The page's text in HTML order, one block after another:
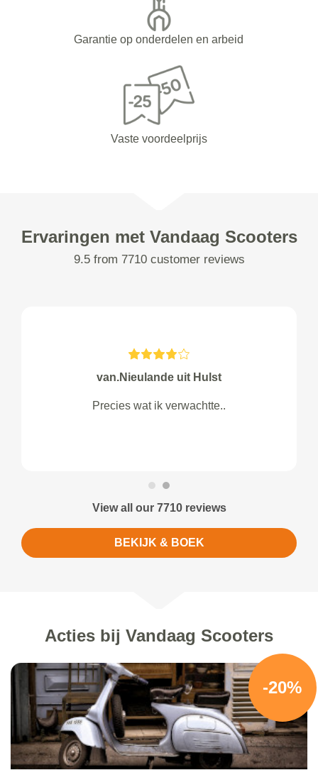
Garantie op onderdelen en arbeid
Vaste voordeelprijs
Ervaringen met Vandaag Scooters
9.5 from 7710 customer reviews
van.Nieulande uit Hulst
Precies wat ik verwachtte..
View all our 7710 reviews
BEKIJK & BOEK
Acties bij Vandaag Scooters
-20%